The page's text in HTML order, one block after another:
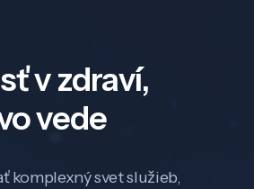
v zdraví,
vede
komplexný svet služieb,